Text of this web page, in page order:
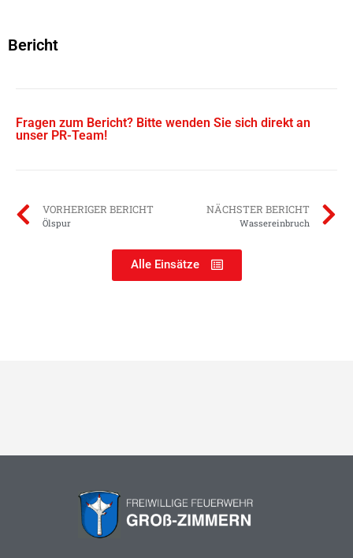
Bericht
Fragen zum Bericht? Bitte wenden Sie sich direkt an
unser PR-Team!
VORHERIGER BERICHT
Ölspur
NÄCHSTER BERICHT
Wassereinbruch
Alle Einsätze